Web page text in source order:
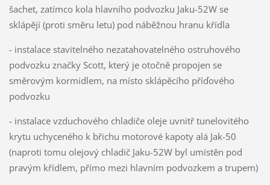
šachet, zatímco kola hlavního podvozku Jaku-52W se
sklápějí (proti směru letu) pod náběžnou hranu křídla
- instalace stavitelného nezatahovatelného ostruhového
podvozku značky Scott, který je otočně propojen se
směrovým kormidlem, na místo sklápěcího příďového
podvozku
- instalace vzduchového chladiče oleje uvnitř tunelovitého
krytu uchyceného k břichu motorové kapoty alá Jak-50
(naproti tomu olejový chladič Jaku-52W byl umístěn pod
pravým křídlem, přímo mezi hlavním podvozkem a trupem)